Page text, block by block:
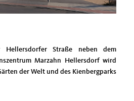
Straße neben dem
Marzahn Hellersdorf wird
der Welt und des Kienbergparks